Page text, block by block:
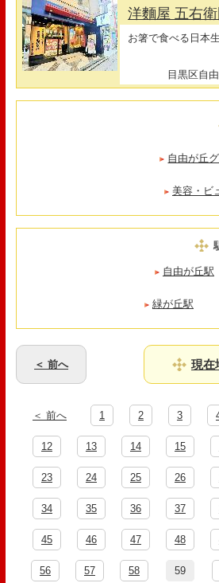
洋麵屋 五右
お箸で食べる日本
目黒区自
自由が丘
美容・ビ
自由が丘駅
緑が丘駅
＜ 前へ 現在
＜ 前へ 1 2 3
12 13 14 15
23 24 25 26
34 35 36 37
45 46 47 48
56 57 58 59